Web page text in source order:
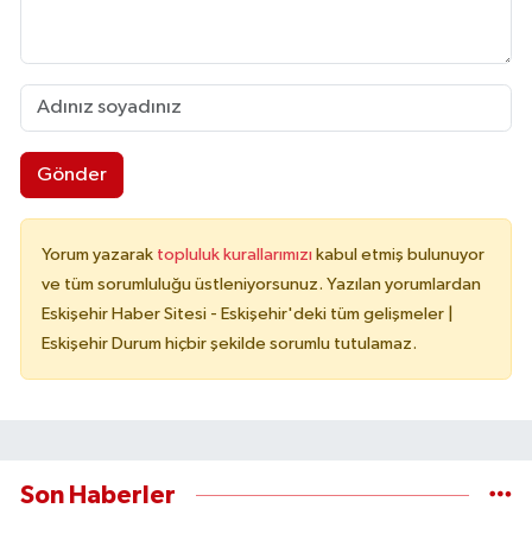
Gönder
Yorum yazarak topluluk kurallarımızı kabul etmiş bulunuyor
ve tüm sorumluluğu üstleniyorsunuz. Yazılan yorumlardan
Eskişehir Haber Sitesi - Eskişehir'deki tüm gelişmeler |
Eskişehir Durum hiçbir şekilde sorumlu tutulamaz.
Son Haberler